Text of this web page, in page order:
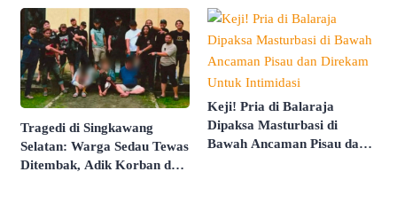
Tragedi di Singkawang
Selatan: Warga Sedau Tewas
Ditembak, Adik Korban dan
Keji! Pria di Balaraja
Dipaksa Masturbasi di
Bawah Ancaman Pisau dan